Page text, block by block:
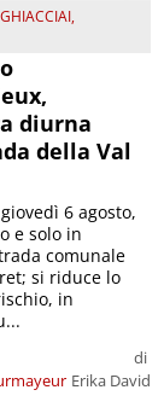
GHIACCIAI,
diurna
della Val
di
Erika David
6 agosto,
e solo in
comunale
si riduce lo
in